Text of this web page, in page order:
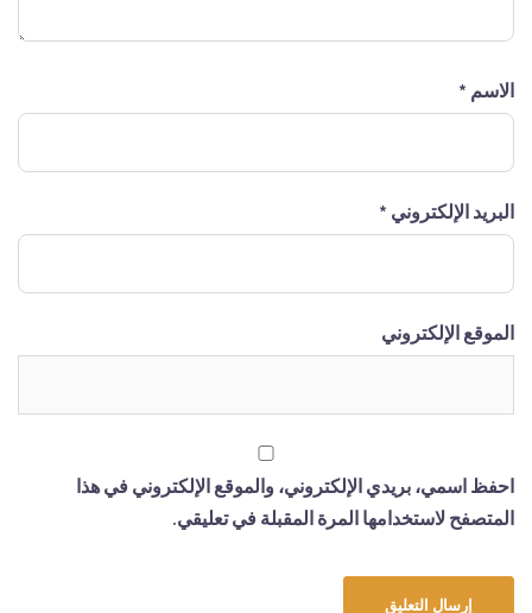
الاسم *
البريد الإلكتروني *
الموقع الإلكتروني
احفظ اسمي، بريدي الإلكتروني، والموقع الإلكتروني في هذا
المتصفح لاستخدامها المرة المقبلة في تعليقي.